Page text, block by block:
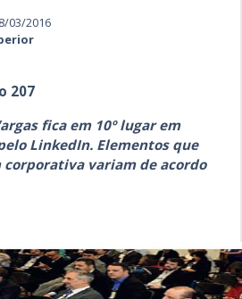
03/2016
207
fica em 10º lugar em
LinkedIn. Elementos que
variam de acordo